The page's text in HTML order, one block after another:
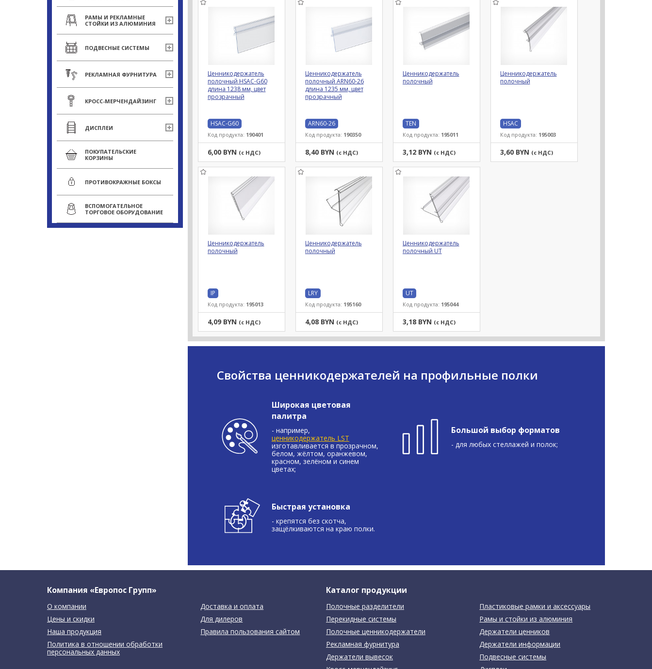
РАМЫ И РЕКЛАМНЫЕ
СТОЙКИ ИЗ АЛЮМИНИЯ
ПОДВЕСНЫЕ СИСТЕМЫ
РЕКЛАМНАЯ ФУРНИТУРА
КРОСС-МЕРЧЕНДАЙЗИНГ
ДИСПЛЕИ
ПОКУПАТЕЛЬСКИЕ
КОРЗИНЫ
ПРОТИВОКРАЖНЫЕ БОКСЫ
ВСПОМОГАТЕЛЬНОЕ
ТОРГОВОЕ ОБОРУДОВАНИЕ
Ценникодержатель
полочный HSAC-G60
длина 1238 мм, цвет
прозрачный
HSAC-G60
Код продукта: 190401
6,00 BYN (с НДС)
Ценникодержатель
полочный ARN60-26
длина 1235 мм, цвет
прозрачный
ARN60-26
Код продукта: 190350
8,40 BYN (с НДС)
Ценникодержатель
полочный
TEN
Код продукта: 195011
3,12 BYN (с НДС)
Ценникодержатель
полочный
HSAC
Код продукта: 195003
3,60 BYN (с НДС)
Ценникодержатель
полочный
IP
Код продукта: 195013
4,09 BYN (с НДС)
Ценникодержатель
полочный
LRY
Код продукта: 195160
4,08 BYN (с НДС)
Ценникодержатель
полочный UT
UT
Код продукта: 195044
3,18 BYN (с НДС)
Свойства ценникодержателей на профильные полки
Широкая цветовая
палитра
- например,
ценникодержатель LST
изготавливается в прозрачном,
белом, жёлтом, оранжевом,
красном, зелёном и синем
цветах;
Большой выбор форматов
- для любых стеллажей и полок;
Быстрая установка
- крепятся без скотча,
защёлкиваются на краю полки.
Компания «Европос Групп»
О компании
Доставка и оплата
Цены и скидки
Для дилеров
Наша продукция
Правила пользования сайтом
Политика в отношении обработки
персональных данных
Каталог продукции
Полочные разделители
Пластиковые рамки и аксессуары
Перекидные системы
Рамы и стойки из алюминия
Полочные ценникодержатели
Держатели ценников
Рекламная фурнитура
Держатели информации
Держатели вывесок
Подвесные системы